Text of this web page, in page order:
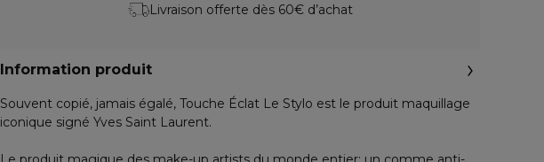
Livraison offerte dès 60€ d’achat
Information produit
Souvent copié, jamais égalé, Touche Éclat Le Stylo est le produit maquillage
iconique signé Yves Saint Laurent.